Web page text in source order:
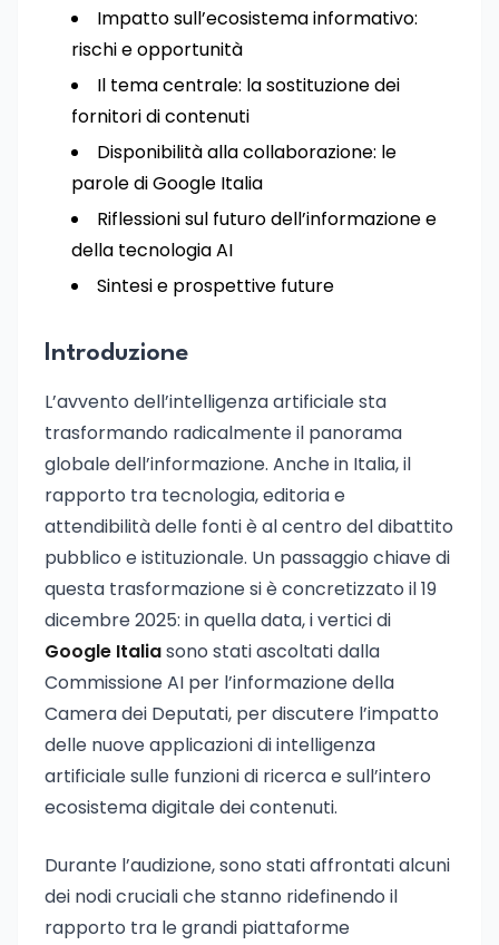
Impatto sull’ecosistema informativo:
rischi e opportunità
Il tema centrale: la sostituzione dei
fornitori di contenuti
Disponibilità alla collaborazione: le
parole di Google Italia
Riflessioni sul futuro dell’informazione e
della tecnologia AI
Sintesi e prospettive future
Introduzione
L’avvento dell’intelligenza artificiale sta
trasformando radicalmente il panorama
globale dell’informazione. Anche in Italia, il
rapporto tra tecnologia, editoria e
attendibilità delle fonti è al centro del dibattito
pubblico e istituzionale. Un passaggio chiave di
questa trasformazione si è concretizzato il 19
dicembre 2025: in quella data, i vertici di
Google Italiasono stati ascoltati dalla
Commissione AI per l’informazione della
Camera dei Deputati, per discutere l’impatto
delle nuove applicazioni di intelligenza
artificiale sulle funzioni di ricerca e sull’intero
ecosistema digitale dei contenuti.
Durante l’audizione, sono stati affrontati alcuni
dei nodi cruciali che stanno ridefinendo il
rapporto tra le grandi piattaforme